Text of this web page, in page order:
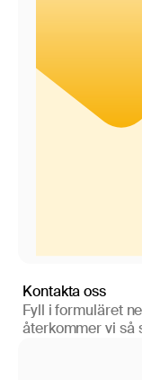
Kontakta oss
Fyll i formuläret
återkommer vi så